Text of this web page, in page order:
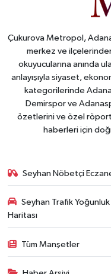
Çukurova Metropol,
merkez ve
okuyucularına anında
anlayışıyla siyaset,
kategorilerinde
Demirspor ve
özetlerini ve özel
haberleri için
Seyhan Nöbetçi
Seyhan Trafik Yoğunluk
Haritası
Tüm Manşetler